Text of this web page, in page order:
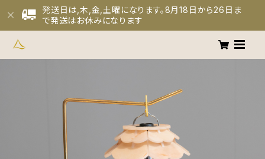
発送日は,木,金,土曜になります。8月18日から26日ま
で発送はお休みになります